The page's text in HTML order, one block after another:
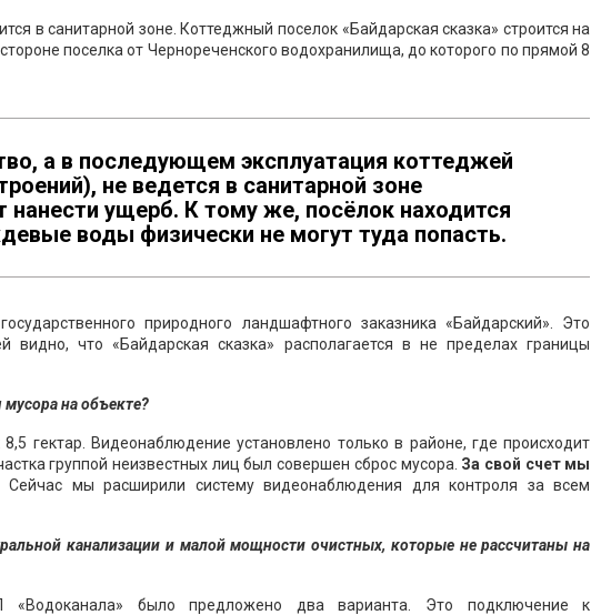
в санитарной зоне. Коттеджный поселок «Байдарская сказка» строится на
поселка от Чернореченского водохранилища, до которого по прямой 8
а в последующем эксплуатация коттеджей
не ведется в санитарной зоне
ущерб. К тому же, посёлок находится
воды физически не могут туда попасть.
природного ландшафтного заказника «Байдарский». Это
видно, что «Байдарская сказка» располагается в не пределах границы
на объекте?
гектар. Видеонаблюдение установлено только в районе, где происходит
группой неизвестных лиц был совершен сброс мусора. За свой счет мы
Сейчас мы расширили систему видеонаблюдения для контроля за всем
канализации и малой мощности очистных, которые не рассчитаны на
«Водоканала» было предложено два варианта. Это подключение к